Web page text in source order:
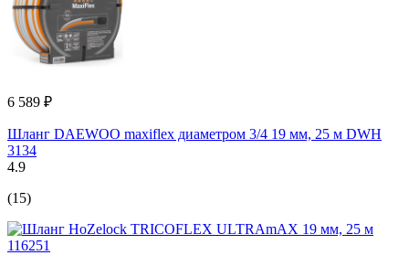
6 589 ₽
Шланг DAEWOO maxiflex диаметром 3/4 19 мм, 25 м DWH
3134
4.9
(15)